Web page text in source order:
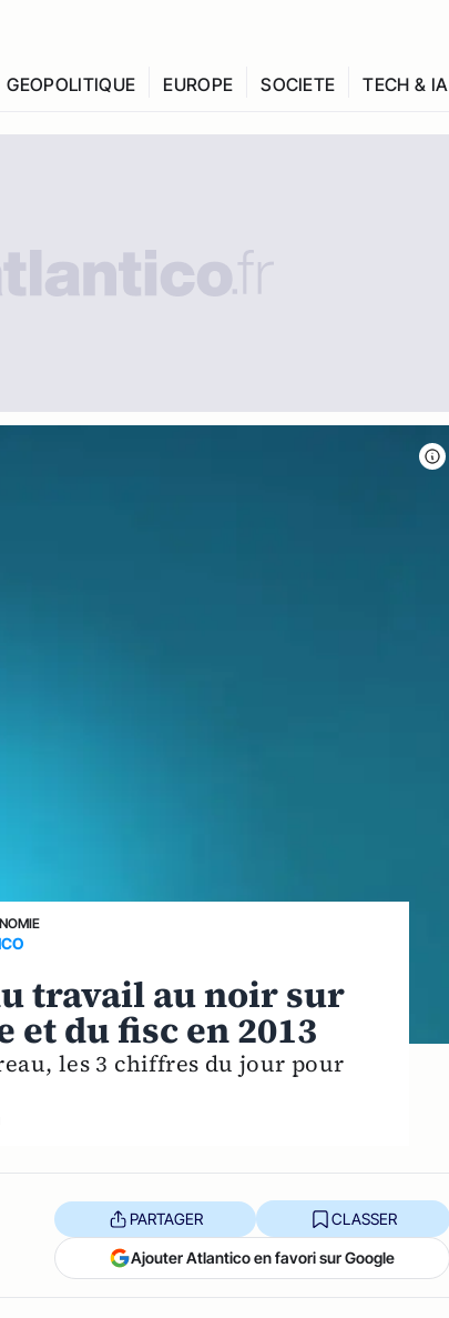
GEOPOLITIQUE EUROPE SOCIETE TECH & IA
travail au noir sur
et du fisc en 2013
les 3 chiffres du jour pour
PARTAGER CLASSER
Ajouter Atlantico en favori sur Google